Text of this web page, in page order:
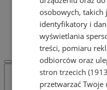
Protocol IT
Pracuj.pl -
REKLAMA
WSPÓŁPRACA
osobowych, takich
identyfikatory i
wyświetlania
treści, pomiaru
odbiorców oraz
stron trzecich
przetwarzać